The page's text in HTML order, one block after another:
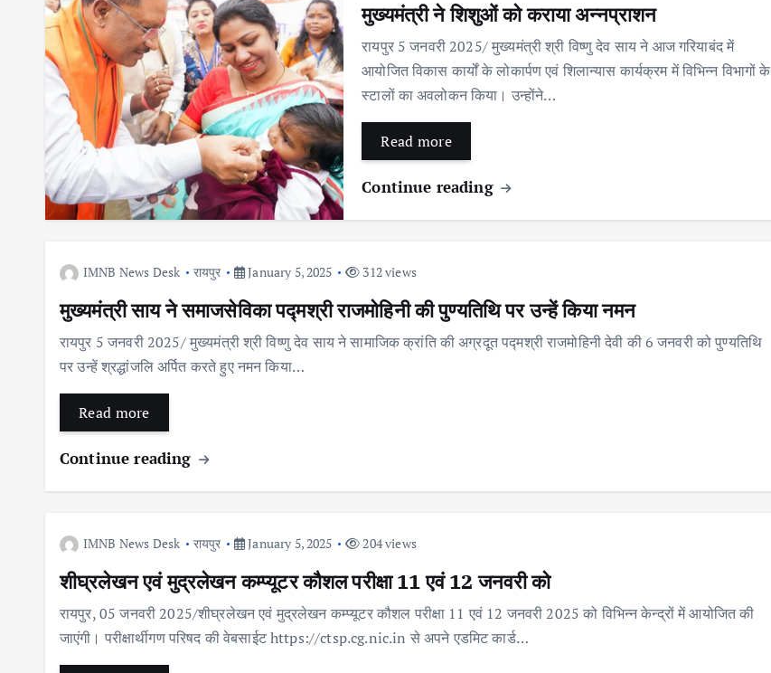
मुख्यमंत्री ने शिशुओं को कराया अन्नप्राशन
रायपुर 5 जनवरी 2025/ मुख्यमंत्री श्री विष्णु देव साय ने आज गरियाबंद में
आयोजित विकास कार्यों के लोकार्पण एवं शिलान्यास कार्यक्रम में विभिन्न विभागों के
स्टालों का अवलोकन किया। उन्होंने…
Read more
Continue reading
IMNB News Desk रायपुर January 5, 2025 312 views
मुख्यमंत्री साय ने समाजसेविका पद्मश्री राजमोहिनी की पुण्यतिथि पर उन्हें किया नमन
रायपुर 5 जनवरी 2025/ मुख्यमंत्री श्री विष्णु देव साय ने सामाजिक क्रांति की अग्रदूत पद्मश्री राजमोहिनी देवी की 6 जनवरी को पुण्यतिथि
पर उन्हें श्रद्धांजलि अर्पित करते हुए नमन किया…
Read more
Continue reading
IMNB News Desk रायपुर January 5, 2025 204 views
शीघ्रलेखन एवं मुद्रलेखन कम्प्यूटर कौशल परीक्षा 11 एवं 12 जनवरी को
रायपुर, 05 जनवरी 2025/शीघ्रलेखन एवं मुद्रलेखन कम्प्यूटर कौशल परीक्षा 11 एवं 12 जनवरी 2025 को विभिन्न केन्द्रों में आयोजित की
जाएंगी। परीक्षार्थीगण परिषद की वेबसाईट https://ctsp.cg.nic.in से अपने एडमिट कार्ड…